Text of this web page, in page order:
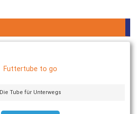
Futtertube to go
Die Tube für Unterwegs